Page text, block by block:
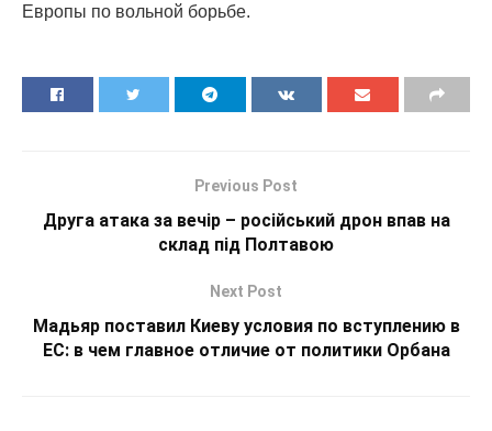
Европы по вольной борьбе.
Previous Post
Друга атака за вечір – російський дрон впав на
склад під Полтавою
Next Post
Мадьяр поставил Киеву условия по вступлению в
ЕС: в чем главное отличие от политики Орбана